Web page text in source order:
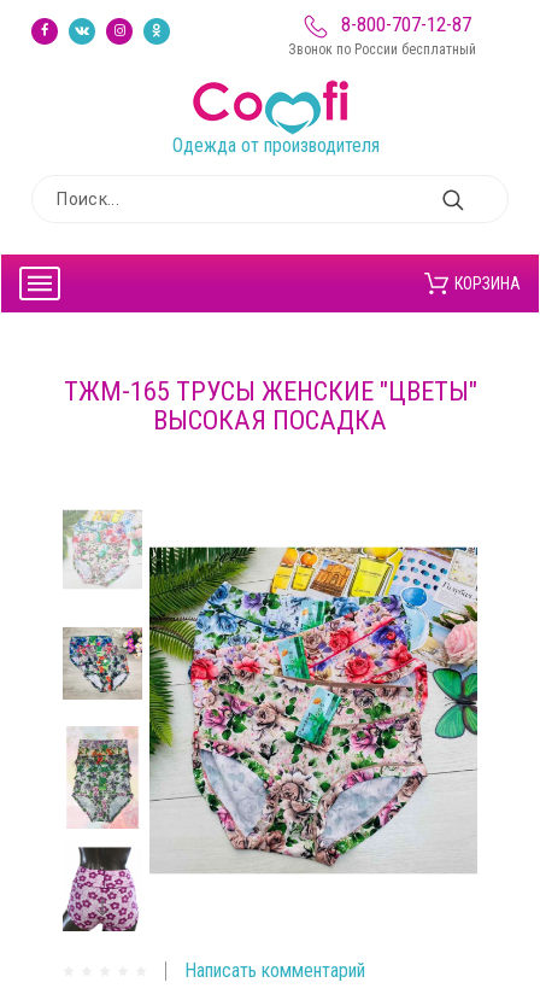
8-800-707-12-87
Звонок по России бесплатный
Одежда от производителя
КОРЗИНА
ТЖМ-165 ТРУСЫ ЖЕНСКИЕ "ЦВЕТЫ"
ВЫСОКАЯ ПОСАДКА
Написать комментарий